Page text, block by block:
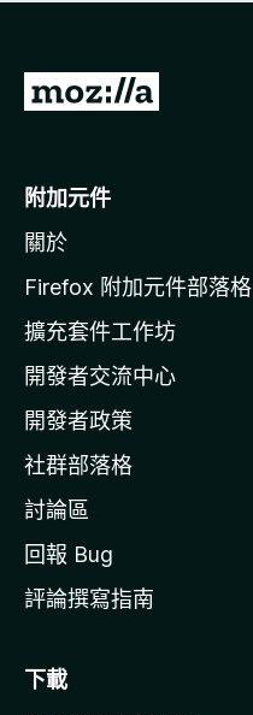
有
前
o
i
l
a
官
網
附加元件
關於
Firefox 附加元件部落格
擴充套件工作坊
開發者交流中心
開發者政策
社群部落格
討論區
回報 Bug
評論撰寫指南
下載